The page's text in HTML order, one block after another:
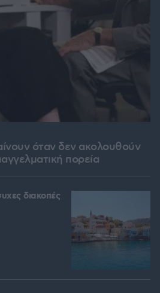
όταν δεν ακολουθούν
πορεία
διακοπές